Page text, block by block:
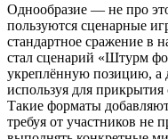
Однообразие — не про
пользуются сценарные
стандартное сражение в
стал сценарий «Штурм
укреплённую позицию, а
используя для
Такие форматы
требуя от участников не